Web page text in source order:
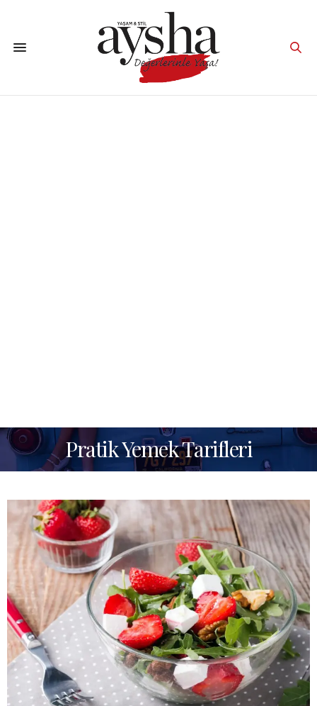
Pratik Yemek Tarifleri